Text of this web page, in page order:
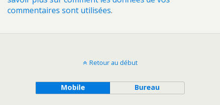
commentaires sont utilisées.
Retour au début
Mobile Bureau